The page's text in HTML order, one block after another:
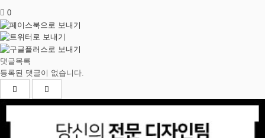
0
댓글목록
등록된 댓글이 없습니다.